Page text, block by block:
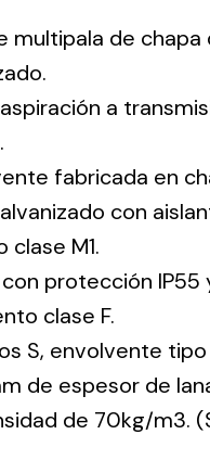
solutions for all kinds of
multipala de
a
fabricada en
con
clase M1.
protección IP55
clase F.
S, envolvente
de espesor de
de 70kg/m3.